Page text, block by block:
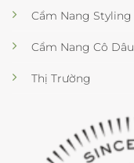
Cẩm Nang Styling
Cẩm Nang Cô Dâu
Thị Trường